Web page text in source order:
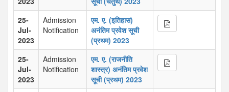
25-
Jul-
2023
Admission
Notification
एम. ए. (इतिहास)
अनंतिम प्रवेश सूची
(प्रथम) 2023
25-
Jul-
2023
Admission
Notification
एम. ए. (राजनीति
शास्त्र) अनंतिम प्रवेश
सूची (प्रथम) 2023